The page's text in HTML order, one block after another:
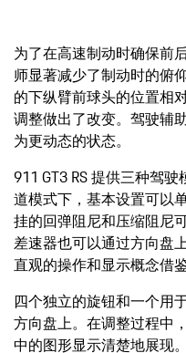
为了在高速制动时确保前
师显著减少了制动时的俯
的下纵臂前球头的位置相
调整做出了改变。驾驶辅
为更动态的状态。
911 GT3 RS 提供三种驾
道模式下，基本设置可以
挂的回弹阻尼和压缩阻尼
差速器也可以通过方向盘
直观的操作和显示概念借
四个独立的旋钮和一个用
方向盘上。在调整过程中
中的图形显示清楚地展现